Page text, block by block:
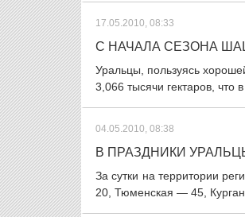
17.05.2010, 08:33
С НАЧАЛА СЕЗОНА
Уральцы, пользуясь
3,066 тысячи гектаров, что
04.05.2010, 08:38
В ПРАЗДНИКИ
За сутки на территории
20, Тюменская — 45,